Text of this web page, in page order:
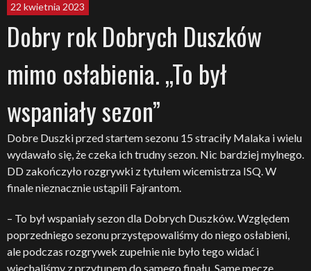
22 kwietnia 2023
Dobry rok Dobrych Duszków
mimo osłabienia. „To był
wspaniały sezon”
Dobre Duszki przed startem sezonu 15 straciły Malaka i wielu
wydawało się, że czeka ich trudny sezon. Nic bardziej mylnego.
DD zakończyło rozgrywki z tytułem wicemistrza ISQ. W
finale nieznacznie ustąpili Fajrantom.
– To był wspaniały sezon dla Dobrych Duszków. Względem
poprzedniego sezonu przystępowaliśmy do niego osłabieni,
ale podczas rozgrywek zupełnie nie było tego widać i
wjechaliśmy z przytupem do samego finału. Same mecze